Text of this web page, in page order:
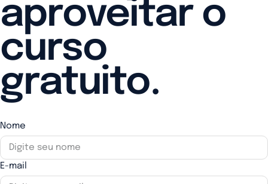
aproveitar o
curso
gratuito.
Nome
E-mail